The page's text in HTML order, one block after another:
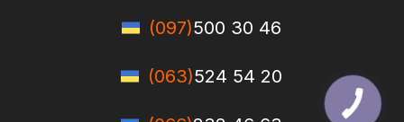
(097)500 30 46
(063)524 54 20